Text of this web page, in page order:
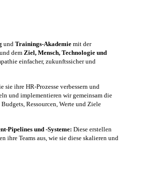
und Trainings-Akademie mit der
und dem Ziel, Mensch, Technologie und
einfacher, zukunftssicher und
ihre HR-Prozesse verbessern und
und implementieren wir gemeinsam die
Budgets, Ressourcen, Werte und Ziele
Pipelines und -Systeme: Diese erstellen
ihre Teams aus, wie sie diese skalieren und